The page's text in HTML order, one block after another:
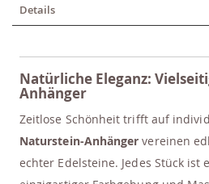
Details
Natürliche Eleganz:
Anhänger
Zeitlose Schönheit trifft auf
Naturstein-Anhänger vereinen
echter Edelsteine. Jedes Stück ist